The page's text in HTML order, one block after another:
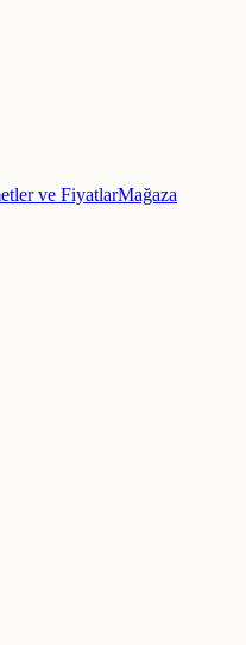
ve FiyatlarMağaza